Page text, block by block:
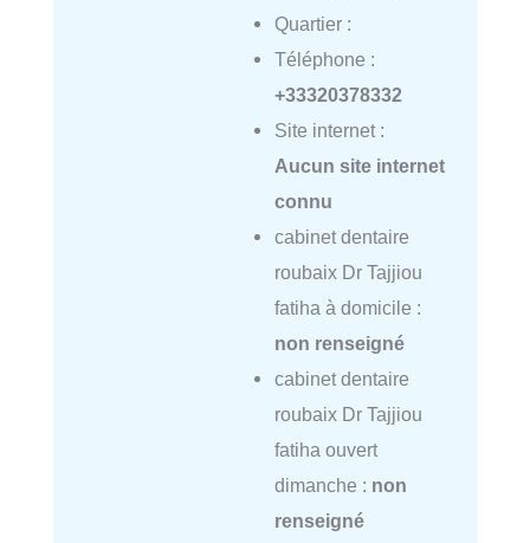
Quartier :
Téléphone :
+33320378332
Site internet :
Aucun site internet
connu
cabinet dentaire
roubaix Dr Tajjiou
fatiha à domicile :
non renseigné
cabinet dentaire
roubaix Dr Tajjiou
fatiha ouvert
dimanche : non
renseigné